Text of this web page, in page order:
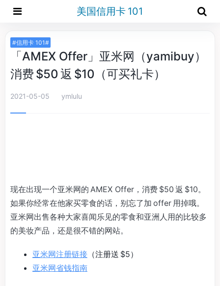
美国信用卡 101
#信用卡 101#
「AMEX Offer」亚米网（yamibuy）
消费 $50 返 $10（可买礼卡）
2021-05-05 ymlulu
现在出现一个亚米网的 AMEX Offer，消费 $50 返 $10。
如果你经常在他家买零食的话，别忘了加 offer 用掉哦。
亚米网出售各种大家喜闻乐见的零食和亚洲人用的比较多
的美妆产品，还是很不错的网站。
亚米网注册链接 （注册送 $5）
亚米网省钱指南